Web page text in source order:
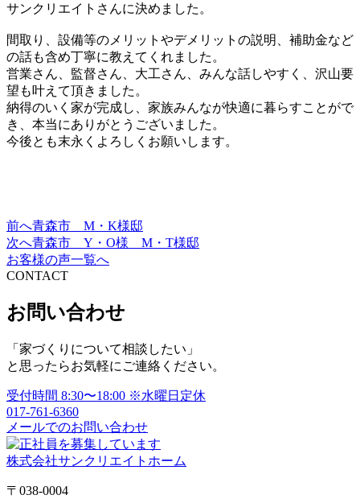
サンクリエイトさんに決めました。
間取り、設備等のメリットやデメリットの説明、補助金など
の話も含め丁寧に教えてくれました。
営業さん、監督さん、大工さん、みんな話しやすく、沢山要
望も叶えて頂きました。
納得のいく家が完成し、家族みんなが快適に暮らすことがで
き、本当にありがとうございました。
今後とも末永くよろしくお願いします。
投
稿
ナ
ビ
ー
シ
ョ
ン
前へ青森市 M・K様邸
次へ青森市 Y・O様 M・T様邸
お客様の声一覧へ
CONTACT
お問い合わせ
「家づくりについて相談したい」
と思ったらお気軽にご連絡ください。
受付時間 8:30〜18:00 ※水曜日定休
017-761-6360
メールでのお問い合わせ
株式会社サンクリエイトホーム
〒038-0004